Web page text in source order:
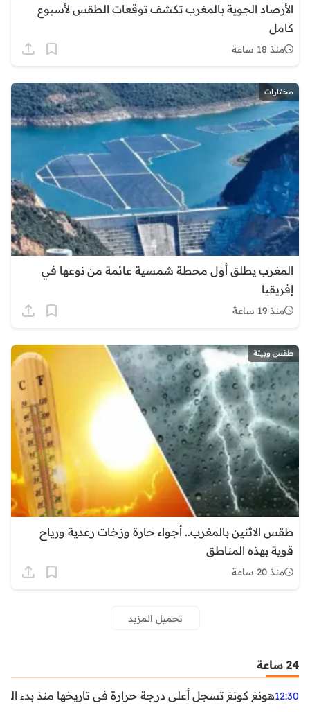
الأرصاد الجوية بالمغرب تكشف توقعات الطقس لأسبوع
كامل
منذ 18 ساعة
مختارات
المغرب يطلق أول محطة شمسية عائمة من نوعها في
إفريقيا
منذ 19 ساعة
طقس وبيئة
طقس الاثنين بالمغرب.. أجواء حارة وزخات رعدية ورياح
قوية بهذه المناطق
منذ 20 ساعة
تحميل المزيد
24 ساعة
12:30هونغ كونغ تسجل أعلى درجة حرارة في تاريخها منذ بدء